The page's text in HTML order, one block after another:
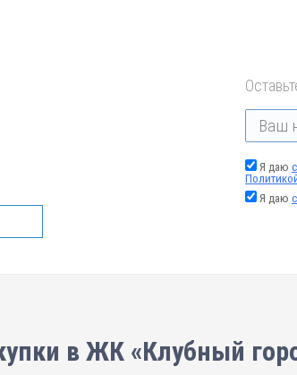
Я даю
Я даю
в ЖК «Клубный